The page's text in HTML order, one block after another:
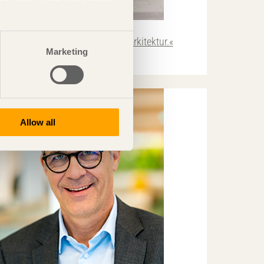
Marketing
Allow all
att främja intresset för arkitektur.«
Träpriset 2020